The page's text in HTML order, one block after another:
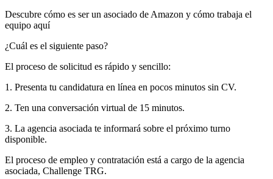
Descubre cómo es ser un asociado de Amazon y cómo trabaja el
equipo aquí
¿Cuál es el siguiente paso?
El proceso de solicitud es rápido y sencillo:
1. Presenta tu candidatura en línea en pocos minutos sin CV.
2. Ten una conversación virtual de 15 minutos.
3. La agencia asociada te informará sobre el próximo turno
disponible.
El proceso de empleo y contratación está a cargo de la agencia
asociada, Challenge TRG.